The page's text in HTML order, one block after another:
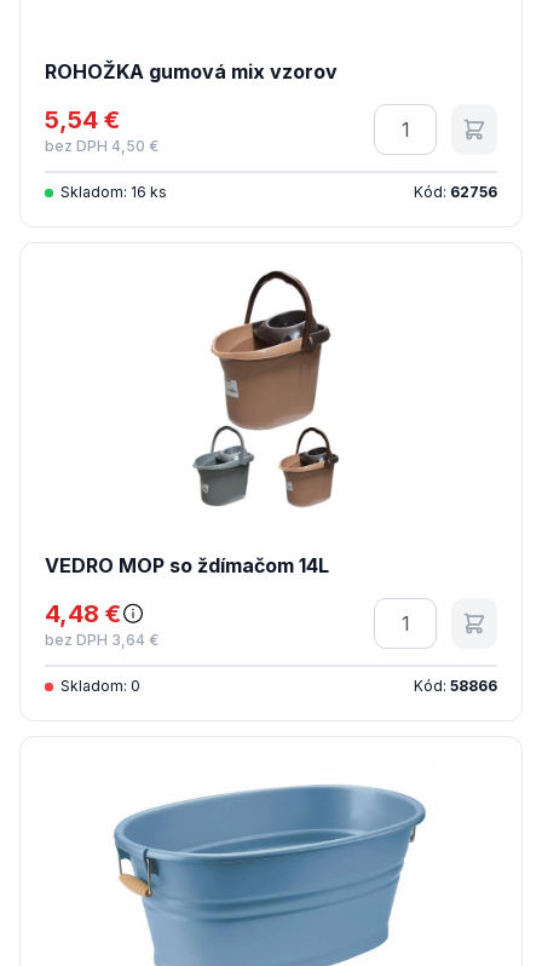
ROHOŽKA gumová mix vzorov
5,54 €
bez DPH 4,50 €
Množstvo
Skladom: 16 ks Kód: 62756
VEDRO MOP so ždímačom 14L
4,48 €
bez DPH 3,64 €
Množstvo
Skladom: 0 Kód: 58866